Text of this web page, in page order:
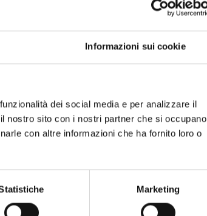
Informazioni sui cookie
dei social media e per analizzare il
nostro sito con i nostri partner che si occupano
con altre informazioni che ha fornito loro o
Marketing